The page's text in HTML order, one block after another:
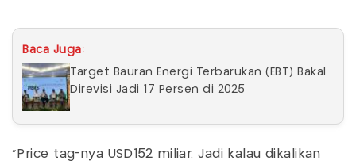
Baca Juga:
Target Bauran Energi Terbarukan (EBT) Bakal
Direvisi Jadi 17 Persen di 2025
"Price tag-nya USD152 miliar. Jadi kalau dikalikan